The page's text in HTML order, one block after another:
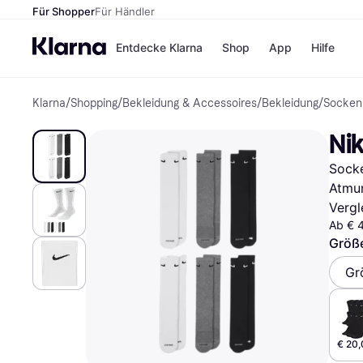
Für ShopperFür Händler
Entdecke Klarna
Zahlungsmethoden
Bezahle in 3
Bezahle in bis zu 30
Ratenzahlung
Shop
Shops
H&M
Temu
Alle Shops
App Hilfe
Klarna/Shopping/Bekleidung & Accessoires/Bekleidung/Socken
Ab €
€